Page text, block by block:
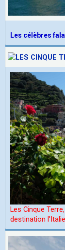
Les célèbres
Les Cinque
destination l'Italie